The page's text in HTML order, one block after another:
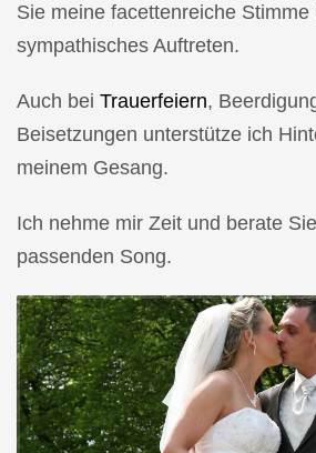
Sie meine facettenreiche Stimme
sympathisches Auftreten.
Auch bei Trauerfeiern,
Beisetzungen unterstütze ich
meinem Gesang.
Ich nehme mir Zeit und berate
passenden Song.